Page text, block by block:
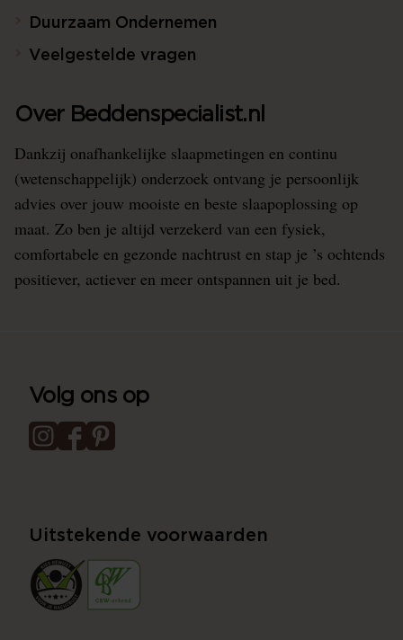
Duurzaam Ondernemen
Veelgestelde vragen
Over Beddenspecialist.nl
Dankzij onafhankelijke slaapmetingen en continu
(wetenschappelijk) onderzoek ontvang je persoonlijk
advies over jouw mooiste en beste slaapoplossing op
maat. Zo ben je altijd verzekerd van een fysiek,
comfortabele en gezonde nachtrust en stap je ’s ochtends
positiever, actiever en meer ontspannen uit je bed.
Volg ons op
Uitstekende voorwaarden